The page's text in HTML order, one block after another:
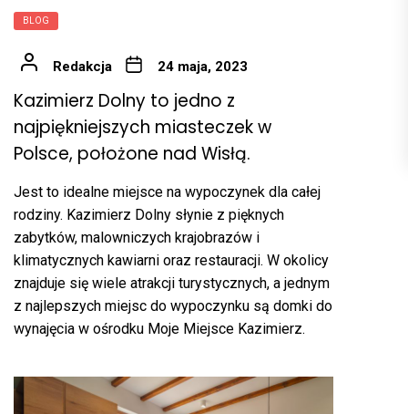
BLOG
Redakcja 24 maja, 2023
Kazimierz Dolny to jedno z
najpiękniejszych miasteczek w
Polsce, położone nad Wisłą.
Jest to idealne miejsce na wypoczynek dla całej
rodziny. Kazimierz Dolny słynie z pięknych
zabytków, malowniczych krajobrazów i
klimatycznych kawiarni oraz restauracji. W okolicy
znajduje się wiele atrakcji turystycznych, a jednym
z najlepszych miejsc do wypoczynku są domki do
wynajęcia w ośrodku Moje Miejsce Kazimierz.